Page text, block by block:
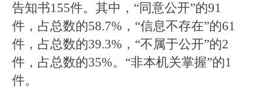
告知书155件。其中，“同意公开”的91
件，占总数的58.7%，“信息不存在”的61
件，占总数的39.3%，“不属于公开”的2
件，占总数的35%。“非本机关掌握”的1
件。